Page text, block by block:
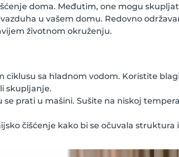
doma. Međutim, one mogu
u vašem domu. Redovno
životnom okruženju.
ciklusu sa hladnom vodom. Koristite
skupljanje.
se prati u mašini. Sušite na niskoj
čišćenje kako bi se očuvala struktura